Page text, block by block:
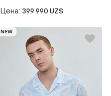
Цена: 399 990 UZS
NEW